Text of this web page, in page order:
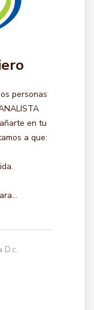
personas
en tu
a que:
D.c.